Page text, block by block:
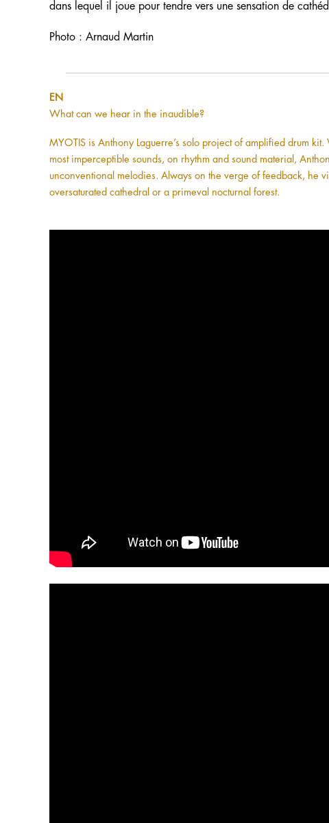
dans lequel il joue pour tendre vers une sensation de
Photo : Arnaud Martin
EN
What can we hear in the inaudible?
MYOTIS is Anthony Laguerre’s solo project of amplified drum
most imperceptible sounds, on rhythm and sound material,
unconventional melodies. Always on the verge of feedback, he
oversaturated cathedral or a primeval nocturnal forest.